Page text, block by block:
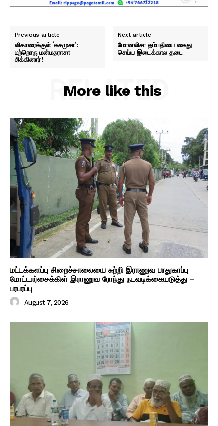
Previous article
விகாரைக்குள் ‘கசமுசா’:
மற்றொரு மன்மதராசா
சிக்கினார்!
Next article
மோனலிசா தம்பதியை கைது
செய்ய இடைக்கால தடை
More like this
RELATED
மட்டக்களப்பு சிறைச்சாலையை சுற்றி இராணுவ பாதுகாப்பு
மோட்டார்சைக்கிள் இராணுவ ரோந்து நடவடிக்கையடுத்து –
பரபரப்பு
August 7, 2026